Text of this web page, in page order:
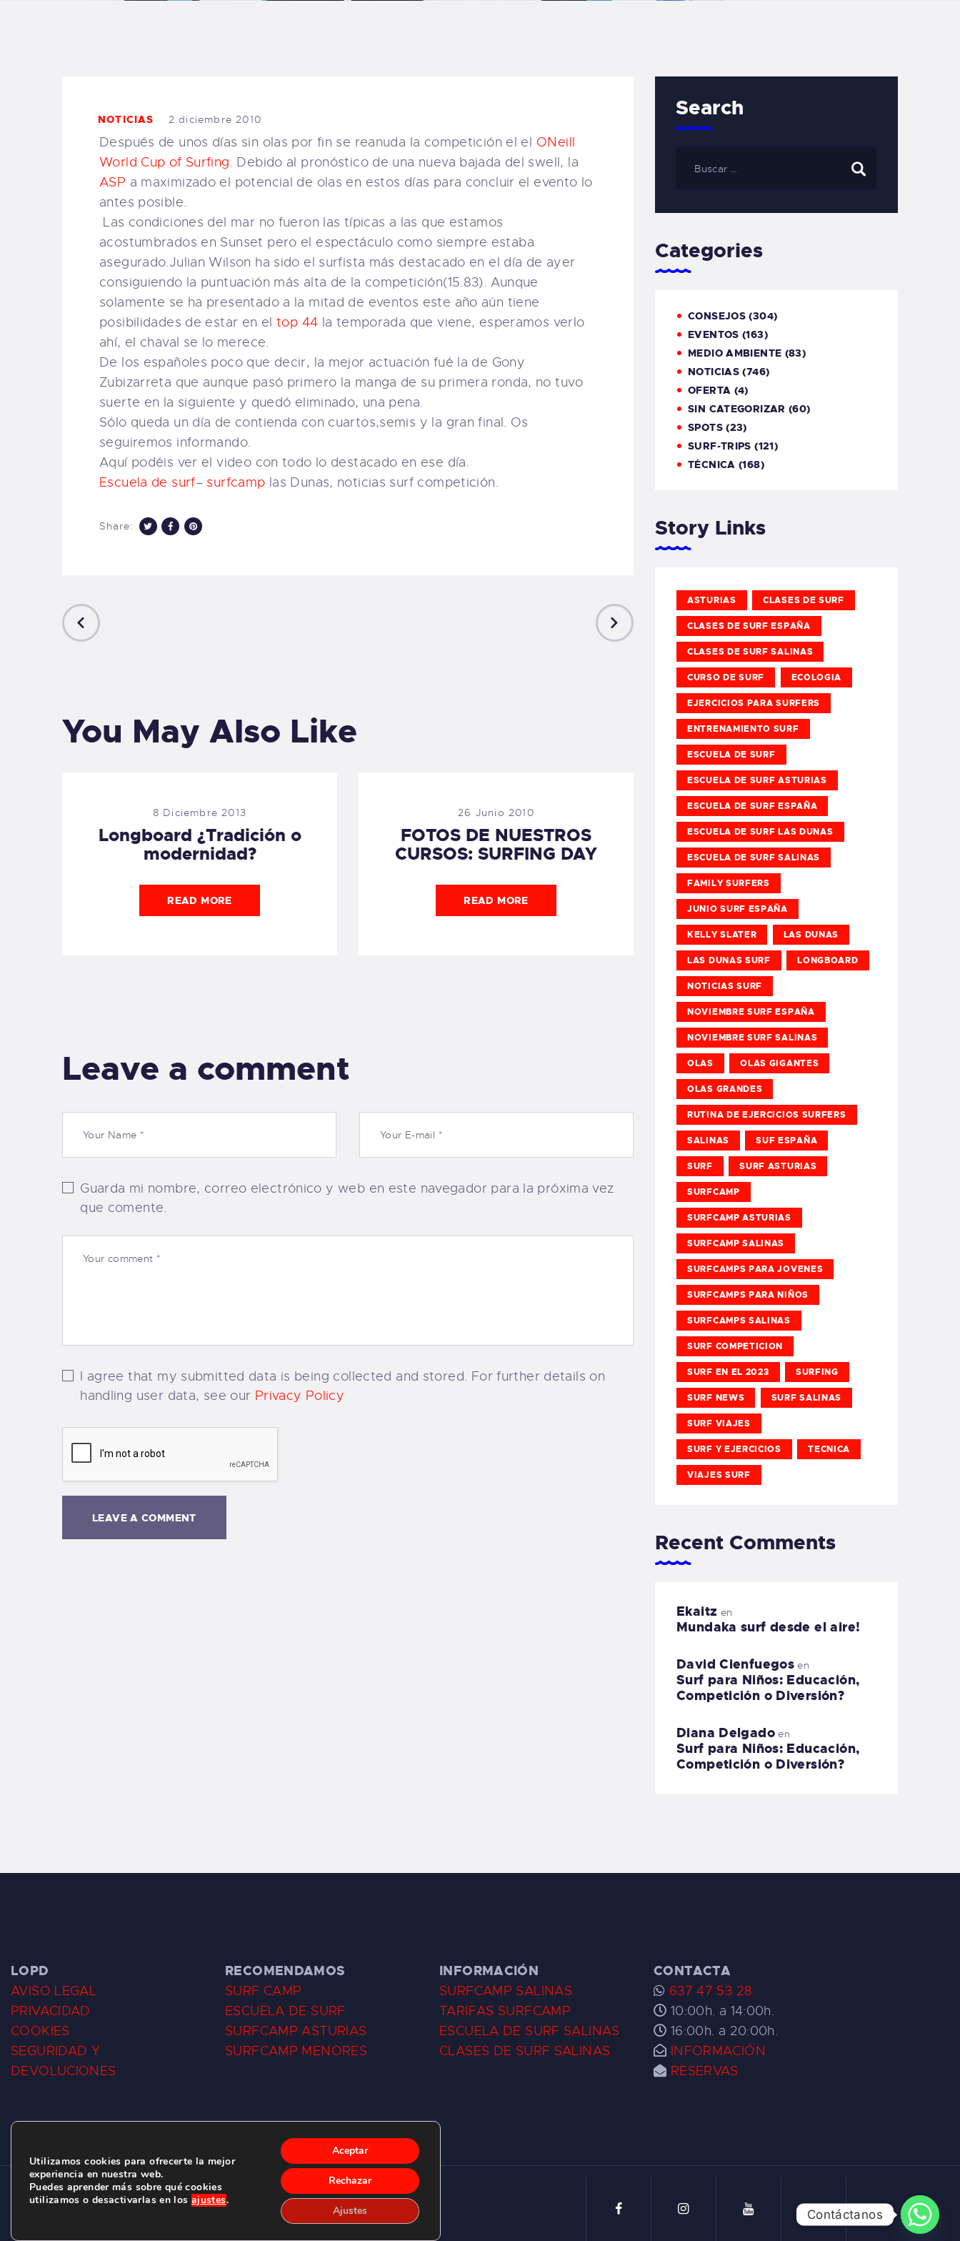
CARRITO
TIENDA FAMILY
SURFERS
WEBCAM SALINAS
PEDIDOS
NOTICIAS 2 diciembre 2010
Después de unos días sin olas por fin se reanuda la competición el el O´Neill
World Cup of Surfing. Debido al pronóstico de una nueva bajada del swell, la
ASP a maximizado el potencial de olas en estos días para concluir el evento lo
antes posible.
Las condiciones del mar no fueron las típicas a las que estamos
acostumbrados en Sunset pero el espectáculo como siempre estaba
asegurado.Julian Wilson ha sido el surfista más destacado en el día de ayer
consiguiendo la puntuación más alta de la competición(15.83). Aunque
solamente se ha presentado a la mitad de eventos este año aún tiene
posibilidades de estar en eltop 44 la temporada que viene, esperamos verlo
ahí, el chaval se lo merece.
De los españoles poco que decir, la mejor actuación fué la de Gony
Zubizarreta que aunque pasó primero la manga de su primera ronda, no tuvo
suerte en la siguiente y quedó eliminado, una pena.
Sólo queda un día de contienda con cuartos,semis y la gran final. Os
seguiremos informando.
Aquí podéis ver el video con todo lo destacado en ese día.
Escuela de surf– surfcamp las Dunas, noticias surf competición.
Share:
You May Also Like
8 Diciembre 2013
Longboard ¿Tradición o
modernidad?
READ MORE
26 Junio 2010
FOTOS DE NUESTROS
CURSOS: SURFING DAY
READ MORE
Leave a comment
Guarda mi nombre, correo electrónico y web en este navegador para la próxima vez
que comente.
I agree that my submitted data is being collected and stored. For further details on
handling user data, see our Privacy Policy
Search
Categories
CONSEJOS (304)
EVENTOS (163)
MEDIO AMBIENTE (83)
NOTICIAS (746)
OFERTA (4)
SIN CATEGORIZAR (60)
SPOTS(23)
SURF-TRIPS (121)
TÉCNICA (168)
Story Links
ASTURIAS CLASES DE SURF
CLASES DE SURF ESPAÑA
CLASES DE SURF SALINAS
CURSO DE SURF ECOLOGIA
EJERCICIOS PARA SURFERS
ENTRENAMIENTO SURF
ESCUELA DE SURF
ESCUELA DE SURF ASTURIAS
ESCUELA DE SURF ESPAÑA
ESCUELA DE SURF LAS DUNAS
ESCUELA DE SURF SALINAS
FAMILY SURFERS
JUNIO SURF ESPAÑA
KELLY SLATER LAS DUNAS
LAS DUNAS SURF LONGBOARD
NOTICIAS SURF
NOVIEMBRE SURF ESPAÑA
NOVIEMBRE SURF SALINAS
OLAS OLAS GIGANTES
OLAS GRANDES
RUTINA DE EJERCICIOS SURFERS
SALINAS SUF ESPAÑA
SURF SURF ASTURIAS
SURFCAMP
SURFCAMP ASTURIAS
SURFCAMP SALINAS
SURFCAMPS PARA JOVENES
SURFCAMPS PARA NIÑOS
SURFCAMPS SALINAS
SURF COMPETICION
SURF EN EL 2023 SURFING
SURF NEWS SURF SALINAS
SURF VIAJES
SURF Y EJERCICIOS TECNICA
VIAJES SURF
Recent Comments
Ekaitz en
Mundaka surf desde el aire!
David Cienfuegos en
Surf para Niños: Educación,
Competición o Diversión?
Diana Delgadoen
Surf para Niños: Educación,
Competición o Diversión?
LOPD
AVISO LEGAL
PRIVACIDAD
COOKIES
SEGURIDAD Y
DEVOLUCIONES
RECOMENDAMOS
SURF CAMP
ESCUELA DE SURF
SURFCAMP ASTURIAS
SURFCAMP MENORES
INFORMACIÓN
SURFCAMP SALINAS
TARIFAS SURFCAMP
ESCUELA DE SURF SALINAS
CLASES DE SURF SALINAS
CONTACTA
637 47 53 28
10:00h. a 14:00h.
16:00h. a 20:00h.
INFORMACIÓN
RESERVAS
CLUB DE SURF LAS DUNAS ©2026.
C/ BERNARDO ÁLVAREZ GALAN 1, SALINAS (ASTURIAS)
Utilizamos cookies para ofrecerte la mejor
experiencia en nuestra web.
Puedes aprender más sobre qué cookies
utilizamos o desactivarlas en los ajustes.
Aceptar
Rechazar
Ajustes Contáctanos